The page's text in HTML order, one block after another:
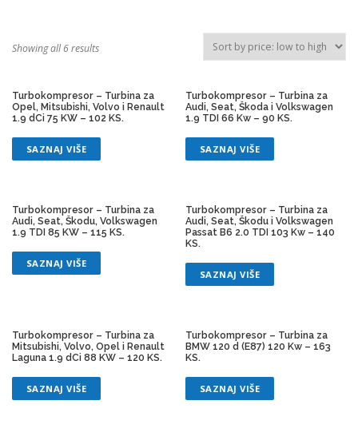
Showing all 6 results
Turbokompresor – Turbina za
Opel, Mitsubishi, Volvo i Renault
1.9 dCi 75 KW – 102 KS.
SAZNAJ VIŠE
Turbokompresor – Turbina za
Audi, Seat, Škoda i Volkswagen
1.9 TDI 66 Kw – 90 KS.
SAZNAJ VIŠE
Turbokompresor – Turbina za
Audi, Seat, Škodu, Volkswagen
1.9 TDI 85 KW – 115 KS.
SAZNAJ VIŠE
Turbokompresor – Turbina za
Audi, Seat, Škodu i Volkswagen
Passat B6 2.0 TDI 103 Kw – 140
KS.
SAZNAJ VIŠE
Turbokompresor – Turbina za
Mitsubishi, Volvo, Opel i Renault
Laguna 1.9 dCi 88 KW – 120 KS.
SAZNAJ VIŠE
Turbokompresor – Turbina za
BMW 120 d (E87) 120 Kw – 163
KS.
SAZNAJ VIŠE